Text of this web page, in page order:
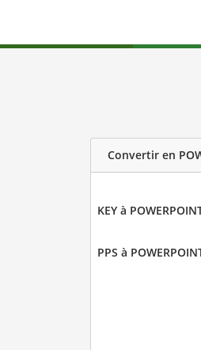
Convertir en
KEY à
PPS à